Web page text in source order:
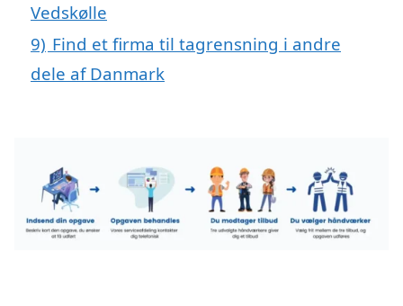
Vedskølle
9) Find et firma til tagrensning i andre
dele af Danmark